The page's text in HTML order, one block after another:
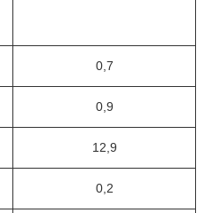
0,7
0,9
12,9
0,2